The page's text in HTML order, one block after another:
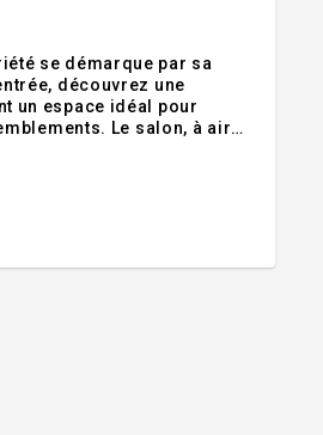
un espace idéal pour
salon, à aire